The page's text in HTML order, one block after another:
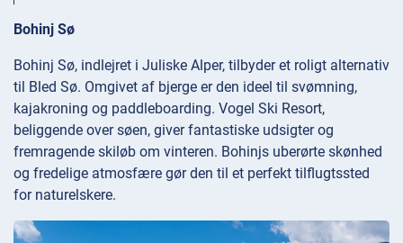
Bohinj Sø
Bohinj Sø, indlejret i Juliske Alper, tilbyder et roligt alternativ
til Bled Sø. Omgivet af bjerge er den ideel til svømning,
kajakroning og paddleboarding. Vogel Ski Resort,
beliggende over søen, giver fantastiske udsigter og
fremragende skiløb om vinteren. Bohinjs uberørte skønhed
og fredelige atmosfære gør den til et perfekt tilflugtssted
for naturelskere.